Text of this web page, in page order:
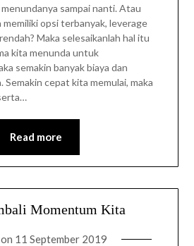
sampai nanti. Atau
memiliki opsi terbanyak, leverage
Maka selesaikanlah hal itu
kita menunda untuk
semakin banyak biaya dan
cepat kita memulai, maka
Read more
Momentum Kita
11 September 2019